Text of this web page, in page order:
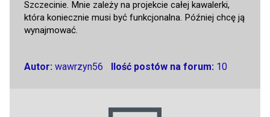
Szczecinie. Mnie zależy na projekcie całej kawalerki,
która koniecznie musi być funkcjonalna. Później chcę ją
wynajmować.
Autor: wawrzyn56 Ilość postów na forum: 10